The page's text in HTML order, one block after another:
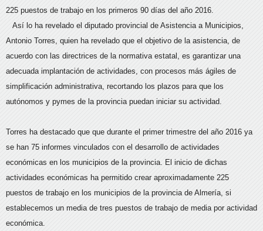
225 puestos de trabajo en los primeros 90 días del año 2016.
Así lo ha revelado el diputado provincial de Asistencia a Municipios,
Antonio Torres, quien ha revelado que el objetivo de la asistencia, de
acuerdo con las directrices de la normativa estatal, es garantizar una
adecuada implantación de actividades, con procesos más ágiles de
simplificación administrativa, recortando los plazos para que los
autónomos y pymes de la provincia puedan iniciar su actividad.
Torres ha destacado que que durante el primer trimestre del año 2016 ya
se han 75 informes vinculados con el desarrollo de actividades
económicas en los municipios de la provincia. El inicio de dichas
actividades económicas ha permitido crear aproximadamente 225
puestos de trabajo en los municipios de la provincia de Almería, si
establecemos un media de tres puestos de trabajo de media por actividad
económica.